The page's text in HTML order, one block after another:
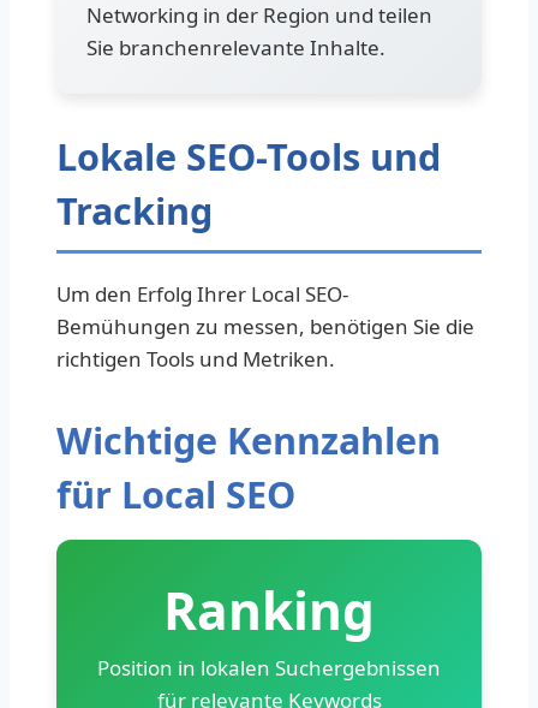
Networking in der Region und teilen
Sie branchenrelevante Inhalte.
Lokale SEO-Tools und
Tracking
Um den Erfolg Ihrer Local SEO-
Bemühungen zu messen, benötigen Sie die
richtigen Tools und Metriken.
Wichtige Kennzahlen
für Local SEO
Ranking
Position in lokalen Suchergebnissen
für relevante Keywords